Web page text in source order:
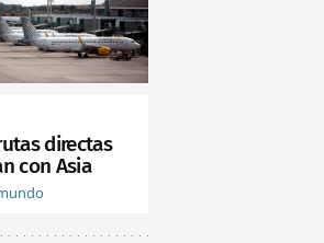
directas
con Asia